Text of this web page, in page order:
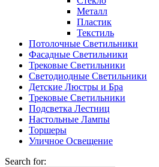
Металл
Пластик
Текстиль
Потолочные Светильники
Фасадные Светильники
Трековые Светильники
Светодиодные Светильники
Детские Люстры и Бра
Трековые Светильники
Подсветка Лестниц
Настольные Лампы
Торшеры
Уличное Освещение
Search for: